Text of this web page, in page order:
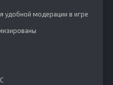
удобной модерации в игре